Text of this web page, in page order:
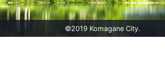
©2019 Komagane City.